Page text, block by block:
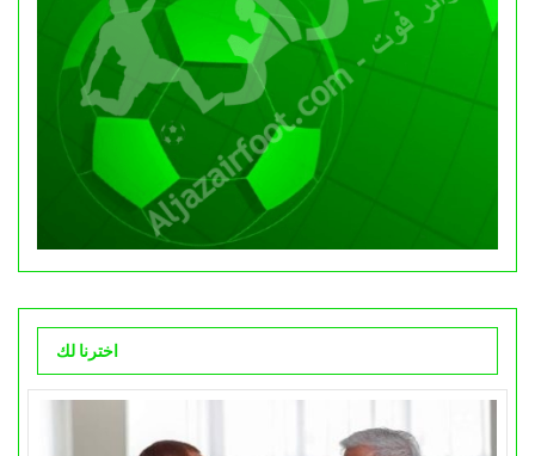
اخترنا لك